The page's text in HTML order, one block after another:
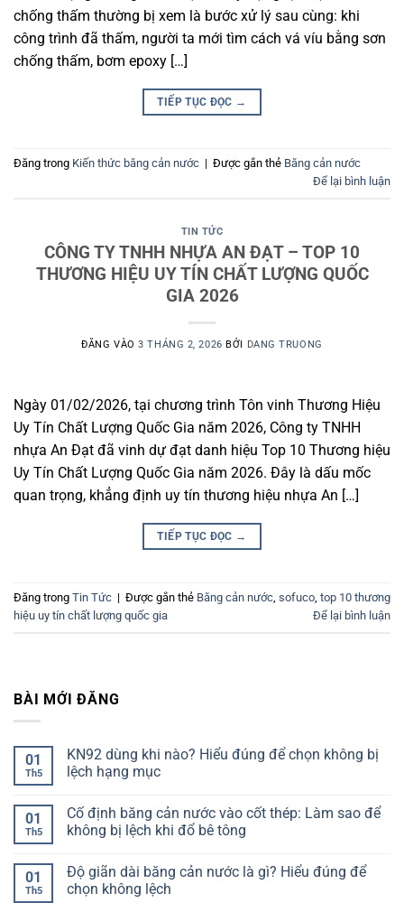
chống thấm thường bị xem là bước xử lý sau cùng: khi
công trình đã thấm, người ta mới tìm cách vá víu bằng sơn
chống thấm, bơm epoxy […]
TIẾP TỤC ĐỌC →
Đăng trong Kiến thức băng cản nước | Được gắn thẻ Băng cản nước
Để lại bình luận
TIN TỨC
CÔNG TY TNHH NHỰA AN ĐẠT – TOP 10
THƯƠNG HIỆU UY TÍN CHẤT LƯỢNG QUỐC
GIA 2026
ĐĂNG VÀO3 THÁNG 2, 2026 BỞI DANG TRUONG
Ngày 01/02/2026, tại chương trình Tôn vinh Thương Hiệu
Uy Tín Chất Lượng Quốc Gia năm 2026, Công ty TNHH
nhựa An Đạt đã vinh dự đạt danh hiệu Top 10 Thương hiệu
Uy Tín Chất Lượng Quốc Gia năm 2026. Đây là dấu mốc
quan trọng, khẳng định uy tín thương hiệu nhựa An […]
TIẾP TỤC ĐỌC →
Đăng trong Tin Tức | Được gắn thẻ Băng cản nước sofuco top 10 thương
hiệu uy tín chất lượng quốc gia
Để lại bình luận
BÀI MỚI ĐĂNG
01
Th5
KN92 dùng khi nào? Hiểu đúng để chọn không bị
lệch hạng mục
bình
luận
ở
khi
nào?
Hiểu
01
Th5
Cố định băng cản nước vào cốt thép: Làm sao để
không bị lệch khi đổ bê tông
bình
luận
ở
01
Th5
Độ giãn dài băng cản nước là gì? Hiểu đúng để
chọn không lệch